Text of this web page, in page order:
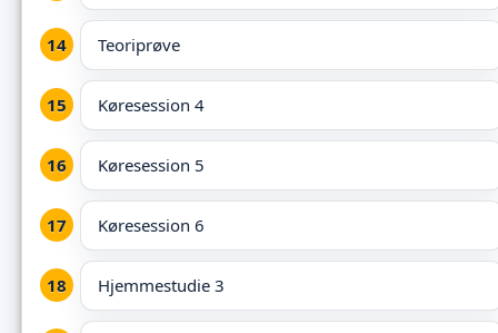
Teoriprøve
Køresession 4
Køresession 5
Køresession 6
Hjemmestudie 3